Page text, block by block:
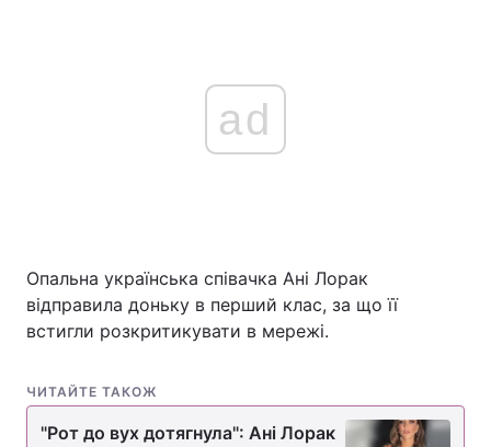
ad
Опальна українська співачка Ані Лорак
відправила доньку в перший клас, за що її
встигли розкритикувати в мережі.
ЧИТАЙТЕ ТАКОЖ
"Рот до вух дотягнула": Ані Лорак